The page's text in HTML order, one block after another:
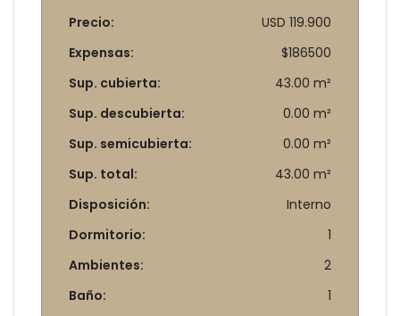
Precio:
USD 119.900
Expensas:
$186500
Sup. cubierta:
43.00 m²
Sup. descubierta:
0.00 m²
Sup. semicubierta:
0.00 m²
Sup. total:
43.00 m²
Disposición:
Interno
Dormitorio:
1
Ambientes:
2
Baño:
1